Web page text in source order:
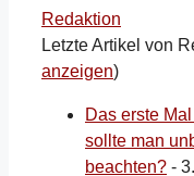
Redaktion
Letzte Artikel von
anzeigen)
Das erste
sollte man
beachten? -